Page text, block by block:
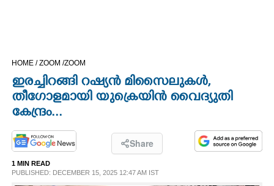
OPINION
PHOTOS
LIFESTYLE
HOME /ZOOM /ZOOM
ഇരച്ചിറങ്ങി റഷ്യൻ മിസൈലുകൾ,
തീഗോളമായി യുക്രെയിൻ വൈദ്യുതി
കേന്ദ്രം...
Share
1 MIN READ
PUBLISHED: DECEMBER 15, 2025 12:47 AM IST